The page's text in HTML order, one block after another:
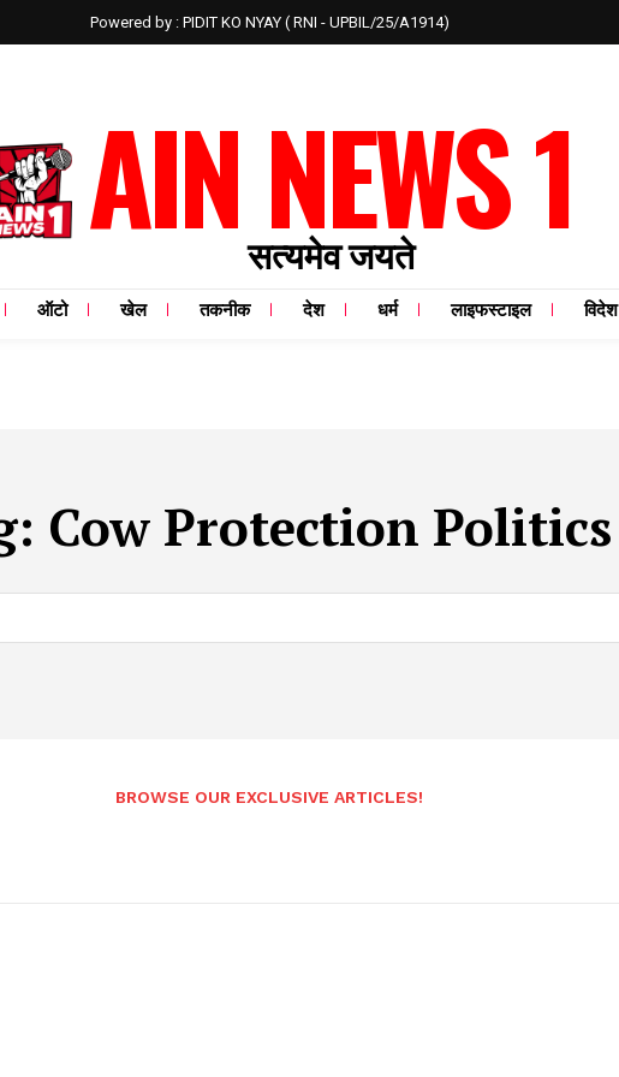
Powered by : PIDIT KO NYAY ( RNI - UPBIL/25/A1914)
AIN NEWS 1
सत्यमेव जयते
ऑटो खेल तकनीक देश धर्म लाइफस्टाइल विदेश
Cow Protection Politics
BROWSE OUR EXCLUSIVE ARTICLES!